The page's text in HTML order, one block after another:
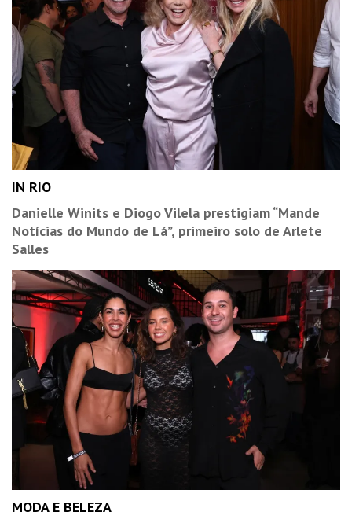
IN RIO
Danielle Winits e Diogo Vilela prestigiam “Mande
Notícias do Mundo de Lá”, primeiro solo de Arlete
Salles
MODA E BELEZA